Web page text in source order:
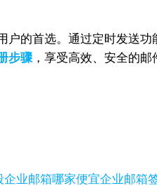
的首选。通过定时发送
步骤 ，享受高效、安全的邮
企业邮箱哪家便宜企业邮箱